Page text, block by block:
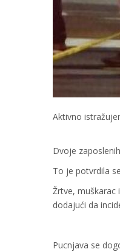
Aktivno
Dvoje
To je potvrdila
Žrtve, muškarac
dodajući da
Pucnjava se